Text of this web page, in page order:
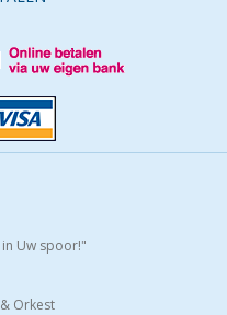
Uw spoor!"
Orkest